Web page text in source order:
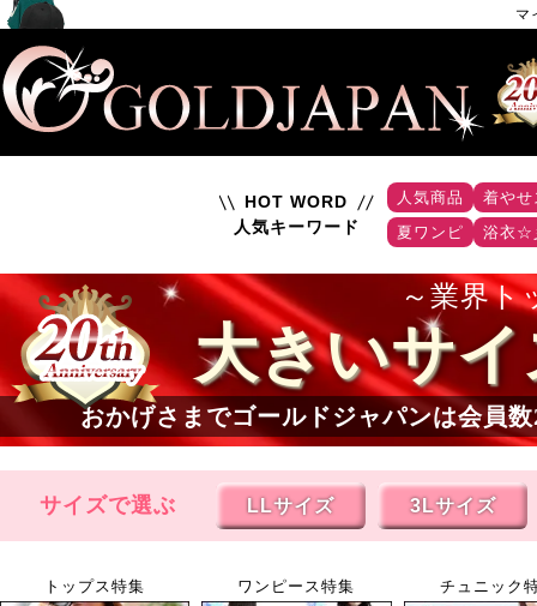
マ
HOT WORD
人気キーワード
人気商品
着やせ
夏ワンピ
浴衣☆
業界ト
大きいサ
おかげさまでゴールドジャパンは会員数
サイズで選ぶ LLサイズ 3Lサイズ
トップス特集 ワンピース特集 チュニック